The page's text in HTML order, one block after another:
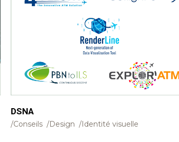
DSNA
Conseils Design Identité visuelle